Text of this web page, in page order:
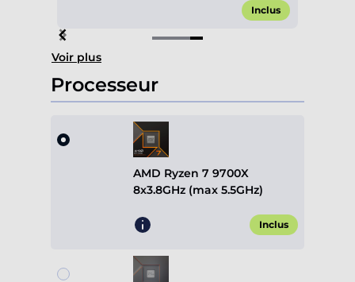
Inclus
Item
4
of
4
Voir plus
Processeur
AMD Ryzen 7 9700X
8x3.8GHz (max 5.5GHz)
Inclus